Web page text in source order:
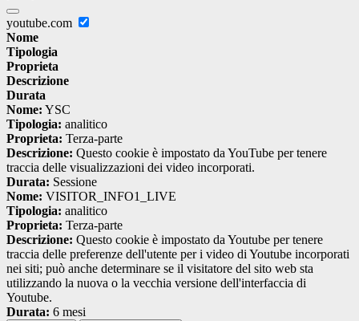
youtube.com
Nome
Tipologia
Proprieta
Descrizione
Durata
Nome: YSC
Tipologia: analitico
Proprieta: Terza-parte
Descrizione: Questo cookie è impostato da YouTube per tenere
traccia delle visualizzazioni dei video incorporati.
Durata: Sessione
Nome: VISITOR_INFO1_LIVE
Tipologia: analitico
Proprieta: Terza-parte
Descrizione: Questo cookie è impostato da Youtube per tenere
traccia delle preferenze dell'utente per i video di Youtube incorporati
nei siti; può anche determinare se il visitatore del sito web sta
utilizzando la nuova o la vecchia versione dell'interfaccia di
Youtube.
Durata: 6 mesi